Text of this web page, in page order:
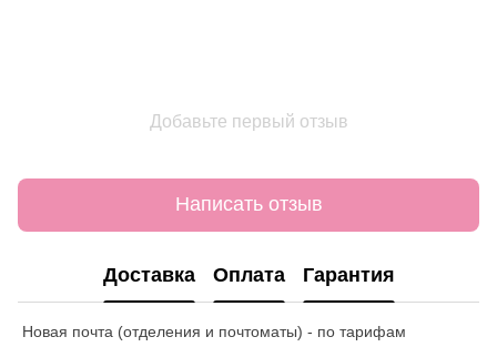
Добавьте первый отзыв
Написать отзыв
Доставка Оплата Гарантия
Новая почта (отделения и почтоматы) - по тарифам